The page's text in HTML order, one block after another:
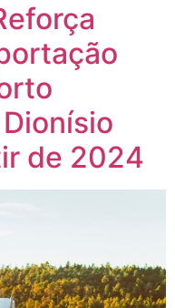
de 2024